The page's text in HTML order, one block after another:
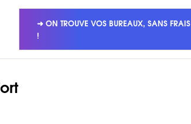
➜ ON TROUVE VOS BUREAUX, SANS FRAIS
!